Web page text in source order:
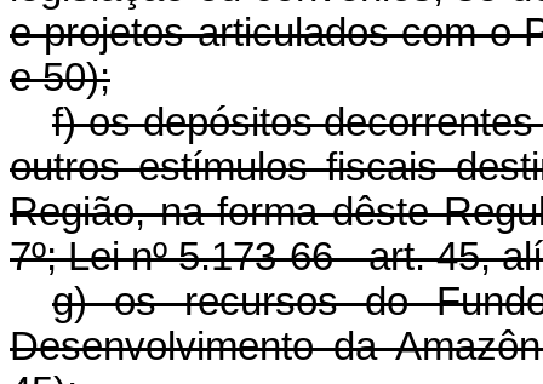
e projetos articulados com o
e 50);
f) os depósitos
outros estímulos fiscais
Região, na forma dêste
7º; Lei nº 5.173-66 - art. 45,
g) os recursos do
Desenvolvimento da